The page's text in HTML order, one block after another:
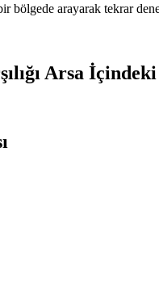
bölgede arayarak tekrar
Arsa